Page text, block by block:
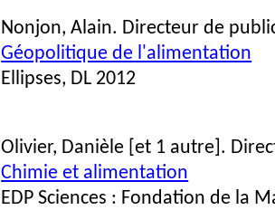
Nonjon, Alain. Directeur de
Géopolitique de l'alimentation
Ellipses, DL 2012
Olivier, Danièle [et 1 autre].
Chimie et alimentation
EDP Sciences : Fondation de la